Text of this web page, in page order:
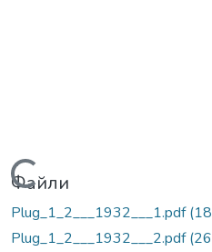
Вантажиться...
Файли
Plug_1_2___1932___1.pdf
Plug_1_2___1932___2.pdf